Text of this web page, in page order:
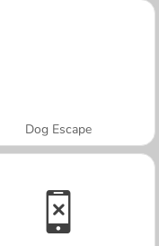
Dog Escape